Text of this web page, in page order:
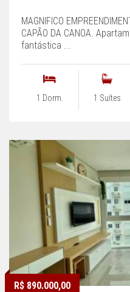
MAGNIFICO
CAPÃO DA CANOA.
fantástica ...
1 Dorm. 1 Suítes
R$ 890.000,00